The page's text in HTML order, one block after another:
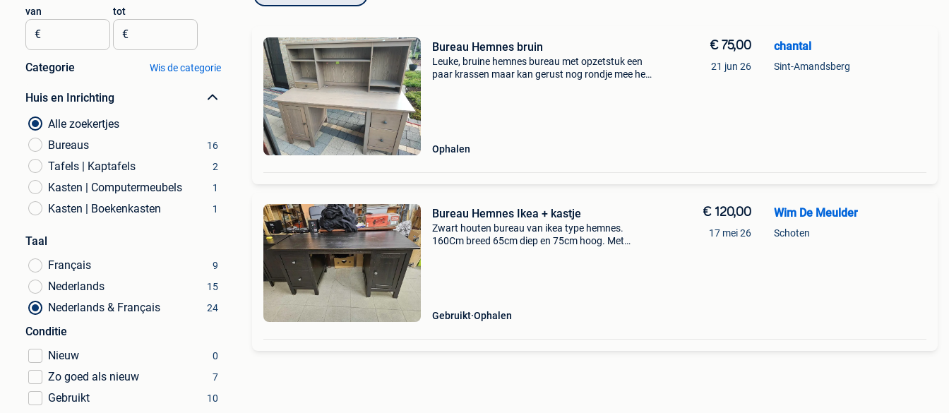
van
€
tot
€
Categorie Wis de categorie
Huis en Inrichting
Alle zoekertjes
Bureaus
16
Tafels | Kaptafels 2
Kasten | Computermeubels 1
Kasten | Boekenkasten 1
Taal
Français
9
Nederlands 15
Nederlands & Français 24
Conditie
Nieuw
0
Zo goed als nieuw 7
Gebruikt 10
Bureau Hemnes bruin
Leuke, bruine hemnes bureau met opzetstuk een
paar krassen maar kan gerust nog rondje mee heb
Ophalen
€ 75,00
21 jun 26
chantal
Sint-Amandsberg
Bureau Hemnes Ikea + kastje
Zwart houten bureau van ikea type hemnes.
160Cm breed 65cm diep en 75cm hoog. Met
Gebruikt Ophalen
€ 120,00
17 mei 26
Wim De Meulder
Schoten